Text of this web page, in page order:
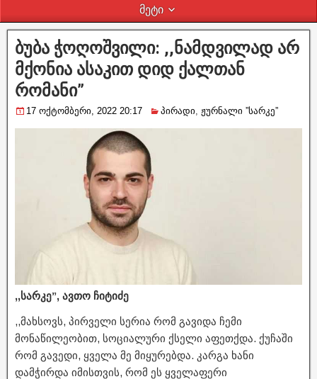
მეტი
ბუბა ჭოღოშვილი: ,,ნამდვილად არ
მქონია ასაკით დიდ ქალთან
რომანი”
17 ოქტომბერი, 2022 20:17 პირადი, ჟურნალი ”სარკე”
,,სარკე”, ავთო ჩიტიძე
,,მახსოვს, პირველი სერია რომ გავიდა ჩემი
მონაწილეობით, სოციალური ქსელი აფეთქდა. ქუჩაში
რომ გავედი, ყველა მე მიყურებდა. კარგა ხანი
დამჭირდა იმისთვის, რომ ეს ყველაფერი